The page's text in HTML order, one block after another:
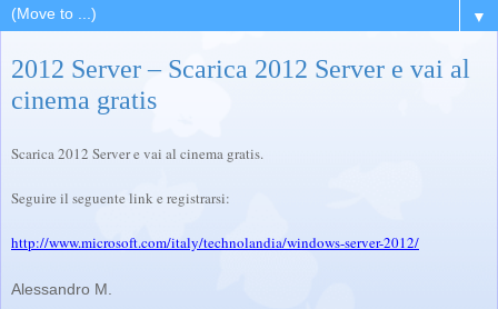
▼
2012 Server – Scarica 2012 Server e vai al
cinema gratis
Scarica 2012 Server e vai al cinema gratis.
Seguire il seguente link e registrarsi:
http://www.microsoft.com/italy/technolandia/windows-server-2012/
Alessandro M.